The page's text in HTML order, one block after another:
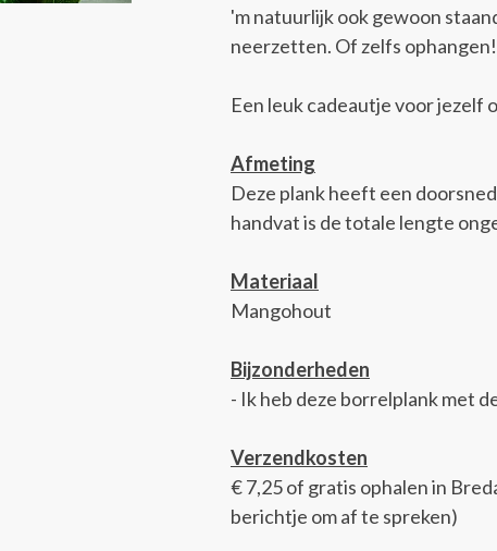
'm natuurlijk ook gewoon
neerzetten. Of zelfs ophangen!
Een leuk cadeautje voor jezelf
Afmeting
Deze plank heeft een
handvat is de totale lengte
Materiaal
Mangohout
Bijzonderheden
- Ik heb deze borrelplank met
Verzendkosten
€ 7,25 of gratis ophalen in
berichtje om af te spreken)